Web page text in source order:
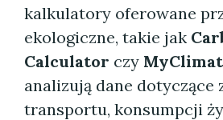
kalkulatory oferowane
ekologiczne, takie jak
Calculator czy
analizują dane dotyczące
transportu, konsumpcji